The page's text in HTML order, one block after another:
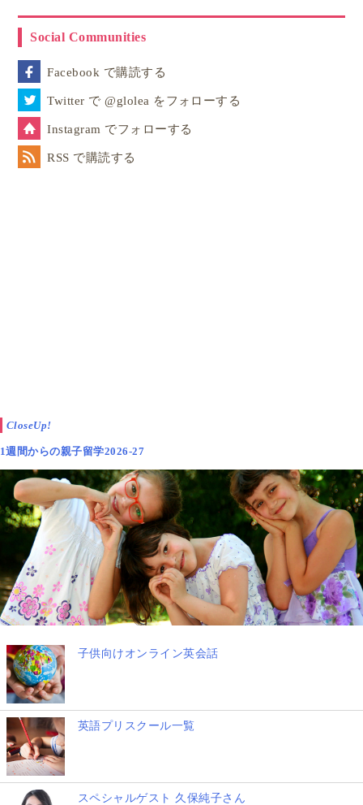
Social Communities
Facebook で購読する
Twitter で @glolea をフォローする
Instagram でフォローする
RSS で購読する
CloseUp!
1週間からの親子留学2026-27
子供向けオンライン英会話
英語プリスクール一覧
スペシャルゲスト 久保純子さん